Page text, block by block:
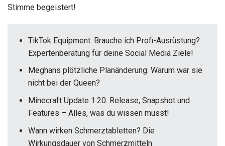
Stimme begeistert!
TikTok Equipment: Brauche ich Profi-Ausrüstung?
Expertenberatung für deine Social Media Ziele!
Meghans plötzliche Planänderung: Warum war sie
nicht bei der Queen?
Minecraft Update 1.20: Release, Snapshot und
Features – Alles, was du wissen musst!
Wann wirken Schmerztabletten? Die
Wirkungsdauer von Schmerzmitteln